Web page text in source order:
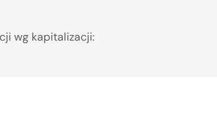
wg kapitalizacji: